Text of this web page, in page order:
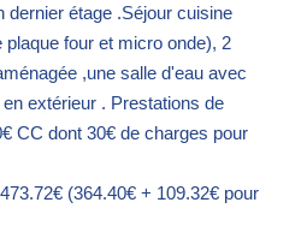
dernier étage .Séjour cuisine
four et micro onde), 2
,une salle d'eau avec
extérieur . Prestations de
CC dont 30€ de charges pour
(364.40€ + 109.32€ pour